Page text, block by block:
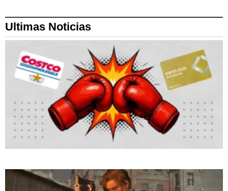
Ultimas Noticias